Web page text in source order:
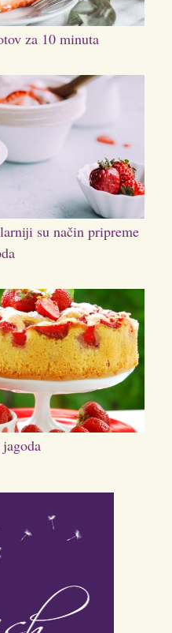
za 10 minuta
su način pripreme